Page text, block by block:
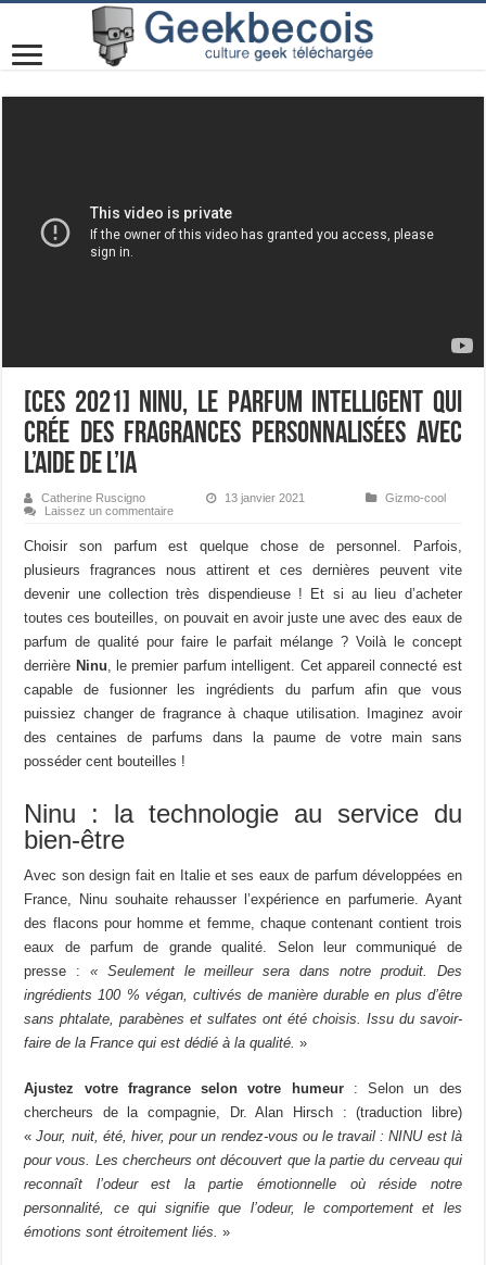
[CES 2021] Ninu, le parfum intelligent qui
crée des fragrances personnalisées avec
l’aide de l’IA
Catherine Ruscigno 13 janvier 2021
Gizmo-cool
Laissez un commentaire
Choisir son parfum est quelque chose de personnel. Parfois,
plusieurs fragrances nous attirent et ces dernières peuvent vite
devenir une collection très dispendieuse ! Et si au lieu d’acheter
toutes ces bouteilles, on pouvait en avoir juste une avec des eaux de
parfum de qualité pour faire le parfait mélange ? Voilà le concept
derrière Ninu, le premier parfum intelligent. Cet appareil connecté est
capable de fusionner les ingrédients du parfum afin que vous
puissiez changer de fragrance à chaque utilisation. Imaginez avoir
des centaines de parfums dans la paume de votre main sans
posséder cent bouteilles !
Ninu : la technologie au service du
bien-être
Avec son design fait en Italie et ses eaux de parfum développées en
France, Ninu souhaite rehausser l’expérience en parfumerie. Ayant
des flacons pour homme et femme, chaque contenant contient trois
eaux de parfum de grande qualité. Selon leur communiqué de
presse : « Seulement le meilleur sera dans notre produit. Des
ingrédients 100 % végan, cultivés de manière durable en plus d’être
sans phtalate, parabènes et sulfates ont été choisis. Issu du savoir-
faire de la France qui est dédié à la qualité. »
Ajustez votre fragrance selon votre humeur: Selon un des
chercheurs de la compagnie, Dr. Alan Hirsch : (traduction libre)
«Jour, nuit, été, hiver, pour un rendez-vous ou le travail : NINU est là
pour vous. Les chercheurs ont découvert que la partie du cerveau qui
reconnaît l’odeur est la partie émotionnelle où réside notre
personnalité, ce qui signifie que l’odeur, le comportement et les
émotions sont étroitement liés. »